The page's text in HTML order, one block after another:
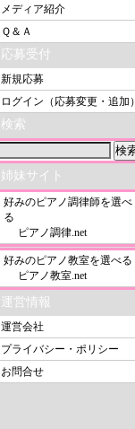
メディア紹介
Ｑ＆Ａ
応募受付
新規応募
ログイン（応募変更・追加）
検索
姉妹サイト
好みのピアノ調律師を選べ
る
ピアノ調律.net
好みのピアノ教室を選べる
ピアノ教室.net
運営情報
運営会社
プライバシー・ポリシー
お問合せ